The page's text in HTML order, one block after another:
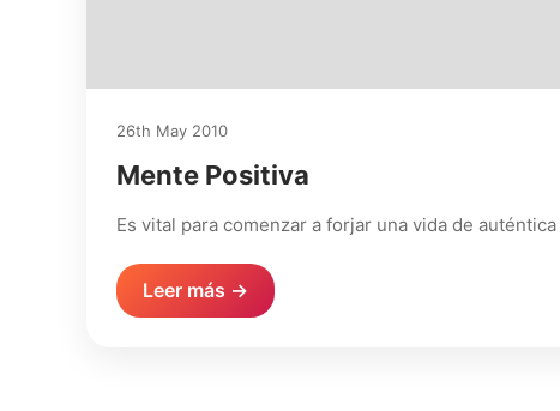
26th May 2010
Mente Positiva
Es vital para comenzar a forjar una vida de
Leer más →